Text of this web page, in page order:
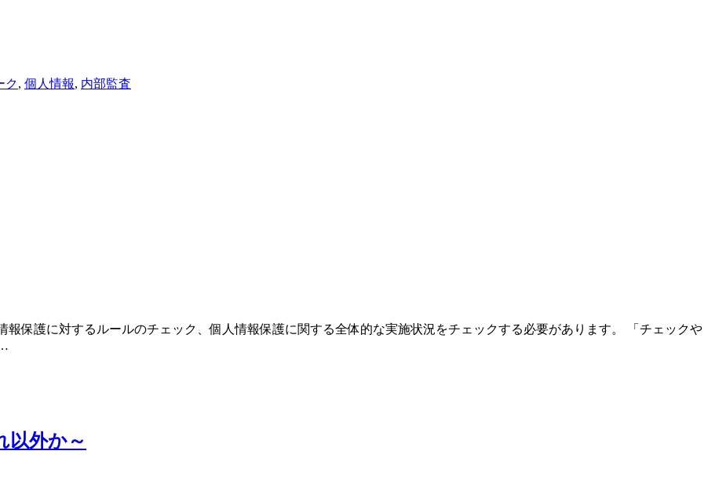
ク, 個人情報, 内部監査
保護に対するルールのチェック、個人情報保護に関する全体的な実施状況をチェックする必要があります。 「チェックや
以外か～